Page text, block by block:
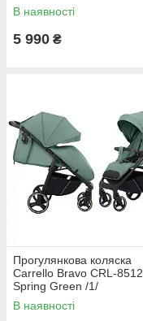
В наявності
5 990 ₴
Прогулянкова коляска
Carrello Bravo CRL-8512
Spring Green /1/
В наявності